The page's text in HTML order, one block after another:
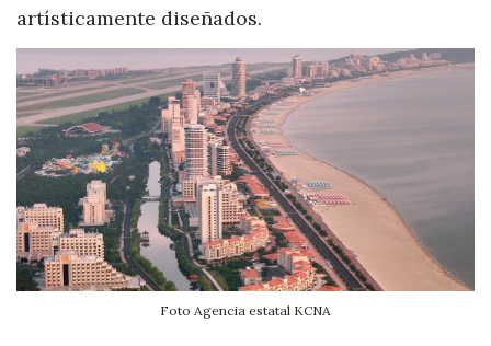
artísticamente diseñados.
Foto Agencia estatal KCNA